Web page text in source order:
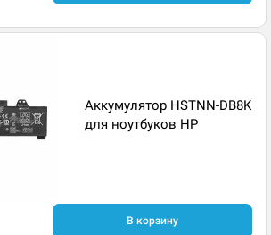
Аккумулятор HSTNN-DB8K
для ноутбуков HP
В корзину